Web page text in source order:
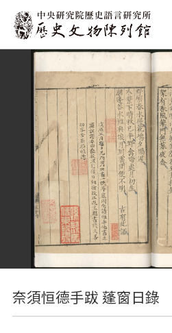
:::
奈須恒德手跋 蓬窗日錄